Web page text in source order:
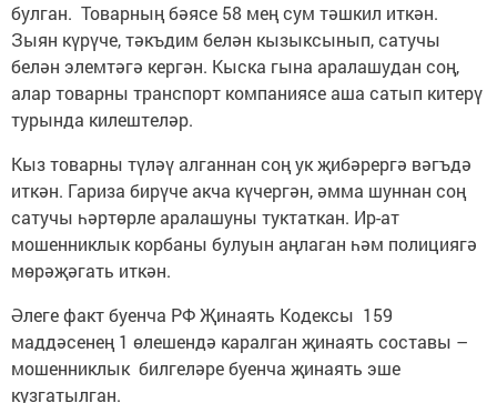
булган. Товарның бәясе 58 мең сум тәшкил иткән.
Зыян күрүче, тәкъдим белән кызыксынып, сатучы
белән элемтәгә кергән. Кыска гына аралашудан соң,
алар товарны транспорт компаниясе аша сатып китерү
турында килештеләр.
Кыз товарны түләү алганнан соң ук җибәрергә вәгъдә
иткән. Гариза бирүче акча күчергән, әмма шуннан соң
сатучы һәртөрле аралашуны туктаткан. Ир-ат
мошенниклык корбаны булуын аңлаган һәм полициягә
мөрәҗәгать иткән.
Әлеге факт буенча РФ Җинаять Кодексы 159
маддәсенең 1 өлешендә каралган җинаять составы –
мошенниклык билгеләре буенча җинаять эше
кузгатылган.